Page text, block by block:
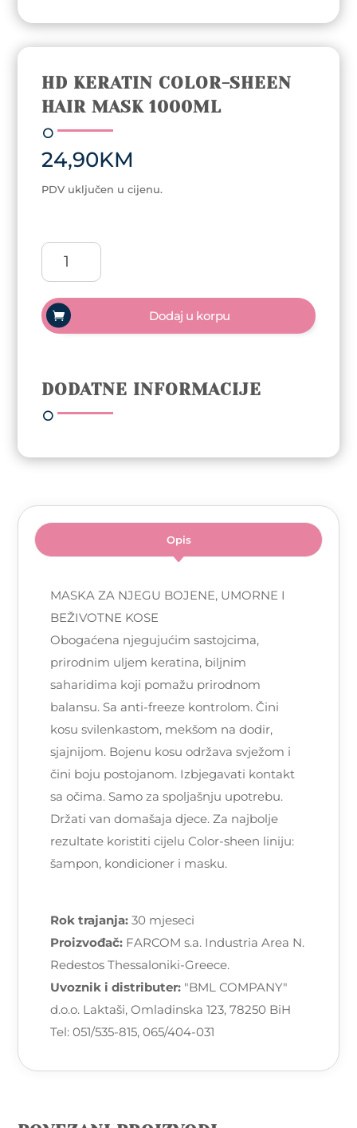
HD KERATIN COLOR-SHEEN
HAIR MASK 1000ML
24,90KM
PDV uključen u cijenu.
HD
KERATIN
COLOR-
SHEEN
HAIR
MASK
Dodaj u korpu
DODATNE INFORMACIJE
Opis
MASKA ZA NJEGU BOJENE, UMORNE I
BEŽIVOTNE KOSE
Obogaćena njegujućim sastojcima,
prirodnim uljem keratina, biljnim
saharidima koji pomažu prirodnom
balansu. Sa anti-freeze kontrolom. Čini
kosu svilenkastom, mekšom na dodir,
sjajnijom. Bojenu kosu održava svježom i
čini boju postojanom. Izbjegavati kontakt
sa očima. Samo za spoljašnju upotrebu.
Držati van domašaja djece. Za najbolje
rezultate koristiti cijelu Color-sheen liniju:
šampon, kondicioner i masku.
Rok trajanja: 30 mjeseci
Proizvođač: FARCOM s.a. Industria Area N.
Redestos Thessaloniki-Greece.
Uvoznik i distributer: "BML COMPANY"
d.o.o. Laktaši, Omladinska 123, 78250 BiH
Tel: 051/535-815, 065/404-031